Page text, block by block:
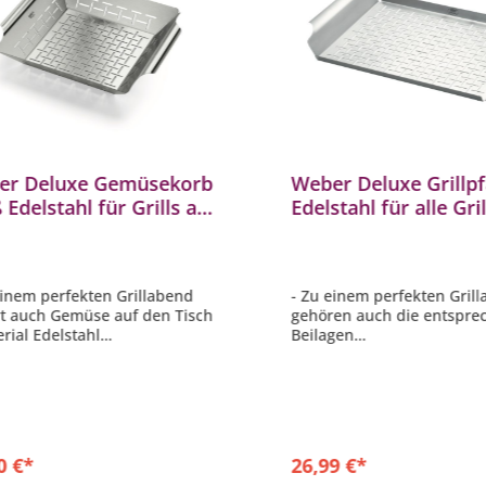
Deluxe Gemüsekorb
Edelstahl für Grills ab
perfekten Grillabend
auch Gemüse auf den Tisch
Edelstahl
€*
Weber Deluxe
Edelstahl für alle
- Zu einem perfekten
gehören auch die
Beilagen
26,99 €*